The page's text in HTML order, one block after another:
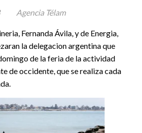
Fernanda Ávila, y de Energia,
la delegacion argentina que
de la feria de la actividad
de occidente, que se realiza cada
Agencia Télam